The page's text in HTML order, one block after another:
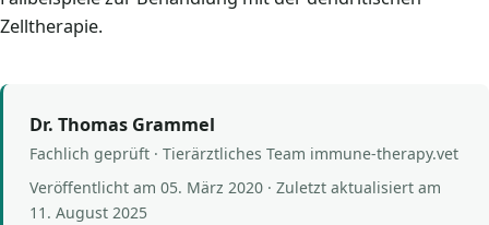
Zelltherapie.
Dr. Thomas Grammel
Fachlich geprüft · Tierärztliches Team immune-therapy.vet
Veröffentlicht am 05. März 2020 · Zuletzt aktualisiert am
11. August 2025